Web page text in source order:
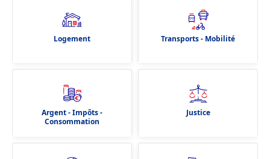
Logement Transports - Mobilité
Argent - Impôts -
Consommation
Justice